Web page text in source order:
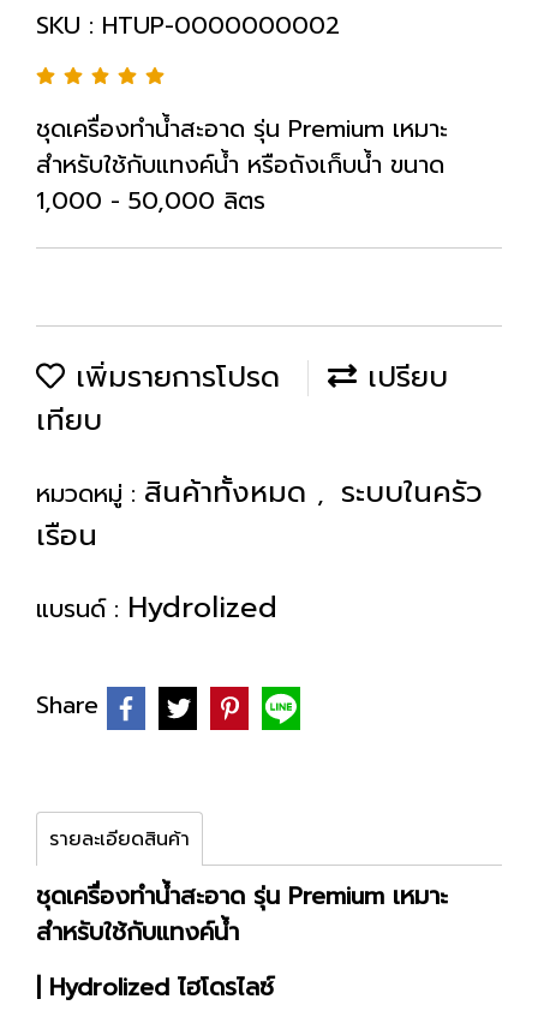
SKU : HTUP-0000000002
ชุดเครื่องทำน้ำสะอาด รุ่น Premium เหมาะ
สำหรับใช้กับแทงค์น้ำ หรือถังเก็บน้ำ ขนาด
1,000 - 50,000 ลิตร
เพิ่มรายการโปรด
เปรียบ
เทียบ
หมวดหมู่ : สินค้าทั้งหมด , ระบบในครัว
เรือน
แบรนด์ : Hydrolized
Share
รายละเอียดสินค้า
ชุดเครื่องทำน้ำสะอาด รุ่น Premium เหมาะ
สำหรับใช้กับแทงค์น้ำ
| Hydrolized ไฮโดรไลซ์